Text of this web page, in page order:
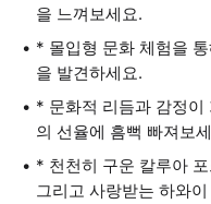
을 느껴보세요.
* 몰입형 문화 체험을
을 발견하세요.
* 문화적 리듬과 감정이
의 선율에 흠뻑 빠져보
* 천천히 구운 칼루아
그리고 사랑받는 하와